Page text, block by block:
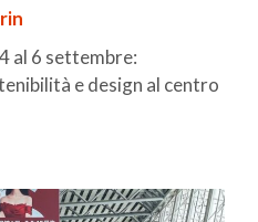
al 6 settembre:
e design al centro